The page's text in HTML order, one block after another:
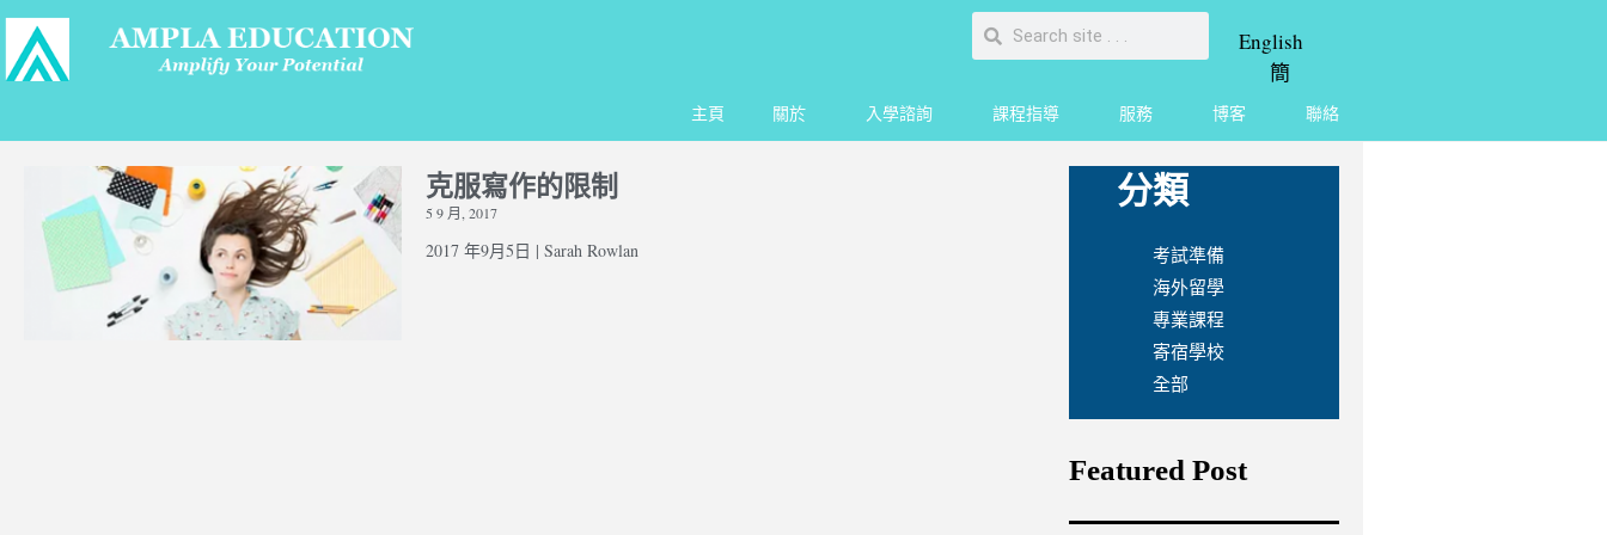
English
簡
主頁 關於 入學諮詢 課程指導 服務 博客 聯絡
克服寫作的限制
5 9 月, 2017
2017 年9月5日 | Sarah Rowlan
分類
考試準備
海外留學
專業課程
寄宿學校
全部
Featured Post